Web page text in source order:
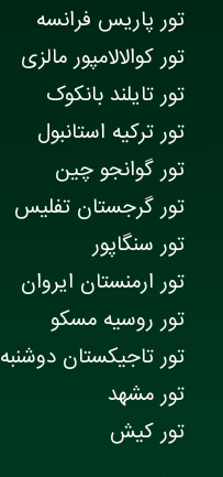
تور پاریس فرانسه
تور کوالالامپور مالزی
تور تایلند بانکوک
تور ترکیه استانبول
تور گوانجو چین
تور گرجستان تفلیس
تور سنگاپور
تور ارمنستان ایروان
تور روسیه مسکو
تور تاجیکستان دوشنبه
تور مشهد
تور کیش